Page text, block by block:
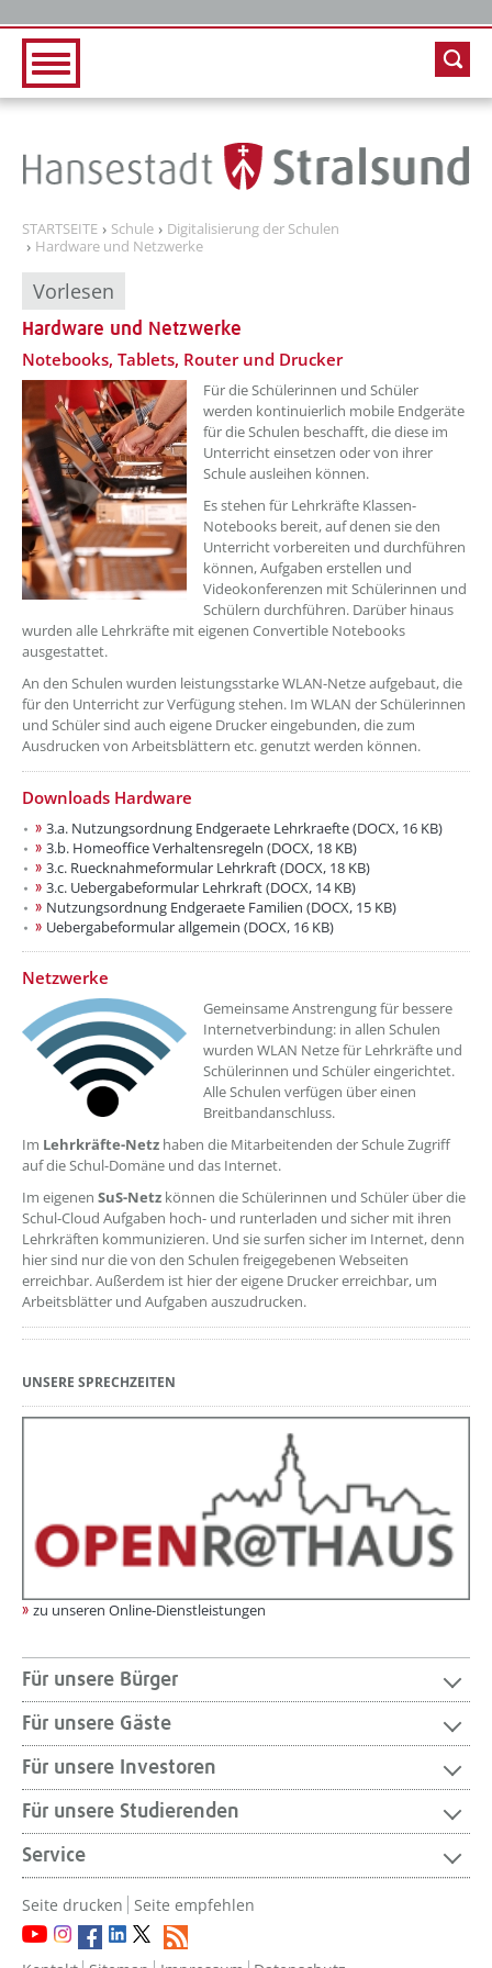
STARTSEITE Schule
Digitalisierung der Schulen
Hardware und Netzwerke
Vorlesen
Hardware und Netzwerke
??? absaetzeOben[1]/titel ???
Notebooks, Tablets, Router und Drucker
Für die Schülerinnen und Schüler
werden kontinuierlich mobile Endgeräte
für die Schulen beschafft, die diese im
Unterricht einsetzen oder von ihrer
Schule ausleihen können.
Es stehen für Lehrkräfte Klassen-
Notebooks bereit, auf denen sie den
Unterricht vorbereiten und durchführen
können, Aufgaben erstellen und
Videokonferenzen mit Schülerinnen und
Schülern durchführen. Darüber hinaus
wurden alle Lehrkräfte mit eigenen Convertible Notebooks
ausgestattet.
An den Schulen wurden leistungsstarke WLAN-Netze aufgebaut, die
für den Unterricht zur Verfügung stehen. Im WLAN der Schülerinnen
und Schüler sind auch eigene Drucker eingebunden, die zum
Ausdrucken von Arbeitsblättern etc. genutzt werden können.
Downloads Hardware
3.a. Nutzungsordnung Endgeraete Lehrkraefte (DOCX, 16 KB)
3.b. Homeoffice Verhaltensregeln (DOCX, 18 KB)
3.c. Ruecknahmeformular Lehrkraft (DOCX, 18 KB)
3.c. Uebergabeformular Lehrkraft (DOCX, 14 KB)
Nutzungsordnung Endgeraete Familien (DOCX, 15 KB)
Uebergabeformular allgemein (DOCX, 16 KB)
??? absaetzeUnten[1]/titel ???
Netzwerke
Gemeinsame Anstrengung für bessere
Internetverbindung: in allen Schulen
wurden WLAN Netze für Lehrkräfte und
Schülerinnen und Schüler eingerichtet.
Alle Schulen verfügen über einen
Breitbandanschluss.
Im Lehrkräfte-Netz haben die Mitarbeitenden der Schule Zugriff
auf die Schul-Domäne und das Internet.
Im eigenen SuS-Netz können die Schülerinnen und Schüler über die
Schul-Cloud Aufgaben hoch- und runterladen und sicher mit ihren
Lehrkräften kommunizieren. Und sie surfen sicher im Internet, denn
hier sind nur die von den Schulen freigegebenen Webseiten
erreichbar. Außerdem ist hier der eigene Drucker erreichbar, um
Arbeitsblätter und Aufgaben auszudrucken.
UNSERE SPRECHZEITEN
zu unseren Online-Dienstleistungen
Für unsere Bürger
Für unsere Gäste
Für unsere Investoren
Für unsere Studierenden
Service
Seite drucken Seite empfehlen